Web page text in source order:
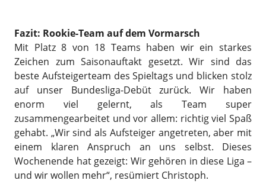
Fazit: Rookie-Team auf dem Vormarsch
Mit Platz 8 von 18 Teams haben wir ein starkes
Zeichen zum Saisonauftakt gesetzt. Wir sind das
beste Aufsteigerteam des Spieltags und blicken stolz
auf unser Bundesliga-Debüt zurück. Wir haben
enorm viel gelernt, als Team super
zusammengearbeitet und vor allem: richtig viel Spaß
gehabt. „Wir sind als Aufsteiger angetreten, aber mit
einem klaren Anspruch an uns selbst. Dieses
Wochenende hat gezeigt: Wir gehören in diese Liga –
und wir wollen mehr“, resümiert Christoph.